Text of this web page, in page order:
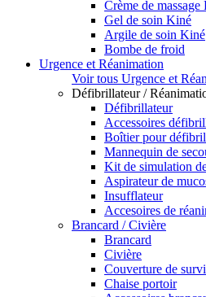
Crème de massage
Gel de soin Kiné
Argile de soin Kiné
Bombe de froid
Urgence et Réanimation
Voir tous Urgence et
Défibrillateur /
Défibrillateur
Accessoires
Boîtier pour
Mannequin de
Kit de simulation
Aspirateur de
Insufflateur
Accesoires de
Brancard / Civière
Brancard
Civière
Couverture de
Chaise portoir